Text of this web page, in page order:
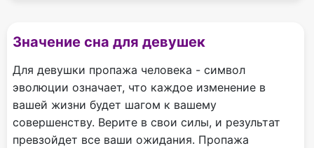
Значение сна для девушек
Для девушки пропажа человека - символ
эволюции означает, что каждое изменение в
вашей жизни будет шагом к вашему
совершенству. Верите в свои силы, и результат
превзойдет все ваши ожидания. Пропажа